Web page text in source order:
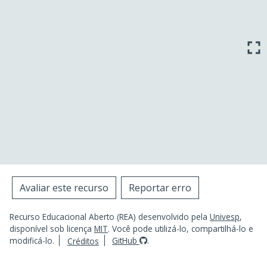
fullscreen
Recurso Educacional Aberto (REA) desenvolvido pela Univesp,
disponível sob licença MIT. Você pode utilizá-lo, compartilhá-lo e
modificá-lo.
Créditos GitHub .
Avaliar este recurso Reportar erro